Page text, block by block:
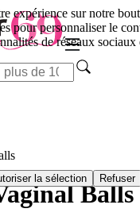
expérience sur notre
pour personnaliser le
de réseaux sociaux
la sélection Refuser
Balls